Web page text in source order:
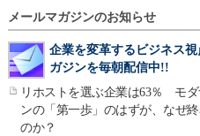
メールマガジンのお知らせ
企業を変革するビジネス
ガジンを毎朝配信中!!
リホストを選ぶ企業は63％ モダ
ンの「第一歩」のはずが、なぜ
のか？